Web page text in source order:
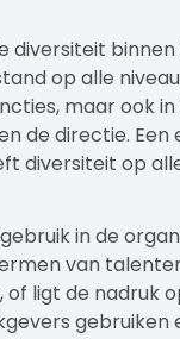
diversiteit
op alle
maar ook
de directie. Een
diversiteit op
in de
van
of ligt de nadruk
gebruiken